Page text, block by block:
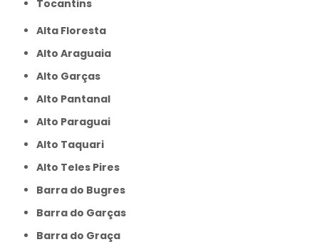
Tocantins
Alta Floresta
Alto Araguaia
Alto Garças
Alto Pantanal
Alto Paraguai
Alto Taquari
Alto Teles Pires
Barra do Bugres
Barra do Garças
Barra do Graça